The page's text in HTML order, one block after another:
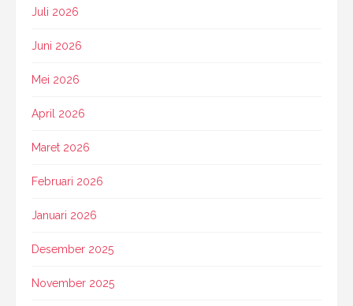
Juli 2026
Juni 2026
Mei 2026
April 2026
Maret 2026
Februari 2026
Januari 2026
Desember 2025
November 2025